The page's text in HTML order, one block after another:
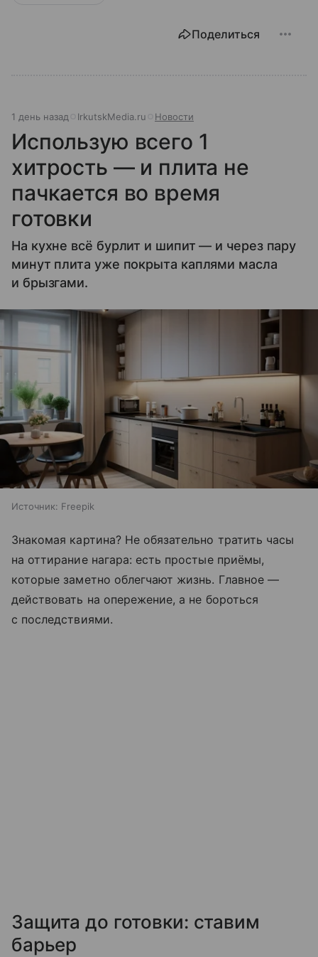
Поделиться
1 день назад IrkutskMedia.ru Новости
Использую всего 1
хитрость — и плита не
пачкается во время
готовки
На кухне всё бурлит и шипит — и через пару
минут плита уже покрыта каплями масла
и брызгами.
Источник: Freepik
Знакомая картина? Не обязательно тратить часы
на оттирание нагара: есть простые приёмы,
которые заметно облегчают жизнь. Главное —
действовать на опережение, а не бороться
с последствиями.
Защита до готовки: ставим
барьер